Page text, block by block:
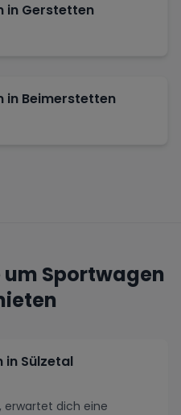
in Gerstetten
in Beimerstetten
Sportwagen
in Sülzetal
erwartet dich eine